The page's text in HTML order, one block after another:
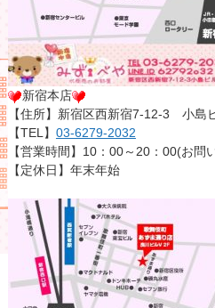
新宿本店
【住所】新宿区西新宿7-12-3 小島
【TEL】 03-6279-2032
【営業時間】10：00～20：00(お問
【定休日】年末年始